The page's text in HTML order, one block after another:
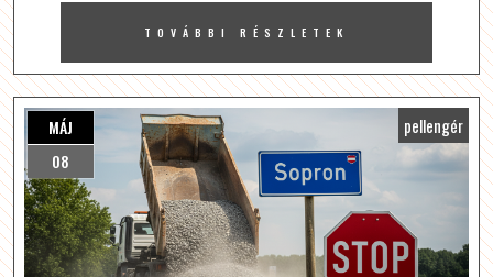
TOVÁBBI RÉSZLETEK
MÁJ
08
pellengér